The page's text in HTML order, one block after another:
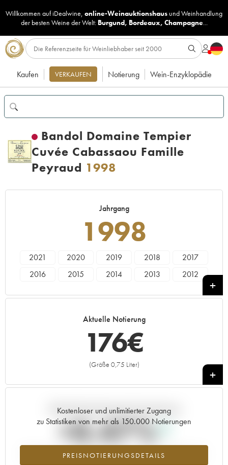
Willkommen auf iDealwine, online-Weinauktionshaus undWeinhandlung
der besten Weine der Welt: Burgund, Bordeaux, Champagne...
Kaufen VERKAUFEN Notierung Wein-Enzyklopädie
Bandol Domaine Tempier
Cuvée Cabassaou Famille
Peyraud 1998
Jahrgang
1998
2021 2020 2019 2018
2017
2016
2015 2014 2013
2012
2000 1999 1998
1993
Aktuelle Notierung
176€
(Größe 0,75 Liter)
+
Kostenloser und unlimitierter Zugang
zu Statistiken von mehr als 150.000 Notierungen
PREISNOTIERUNGSDETAILS
Aktuelle Entwicklung der Preisnotierung
+0.47%
Preisanstiegs des Jahrgangs 1998 im Jahr 2026 im Vergleich zum